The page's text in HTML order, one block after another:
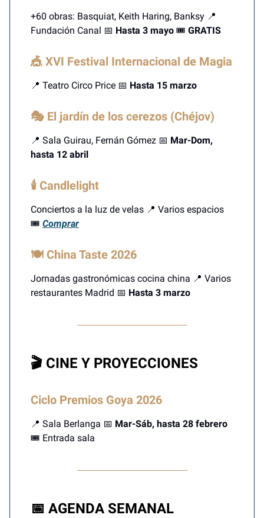
+60 obras: Basquiat, Keith Haring, Banksy 📍
Fundación Canal 📅 Hasta 3 mayo 🎟️ GRATIS
🎪 XVI Festival Internacional de Magia
📍 Teatro Circo Price 📅 Hasta 15 marzo
🎭 El jardín de los cerezos (Chéjov)
📍 Sala Guirau, Fernán Gómez 📅 Mar-Dom,
hasta 12 abril
🕯️ Candlelight
Conciertos a la luz de velas 📍 Varios espacios
🎟️ Comprar
🍽️ China Taste 2026
Jornadas gastronómicas cocina china 📍 Varios
restaurantes Madrid 📅 Hasta 3 marzo
🎬 CINE Y PROYECCIONES
Ciclo Premios Goya 2026
📍 Sala Berlanga 📅 Mar-Sáb, hasta 28 febrero
🎟️ Entrada sala
📅 AGENDA SEMANAL